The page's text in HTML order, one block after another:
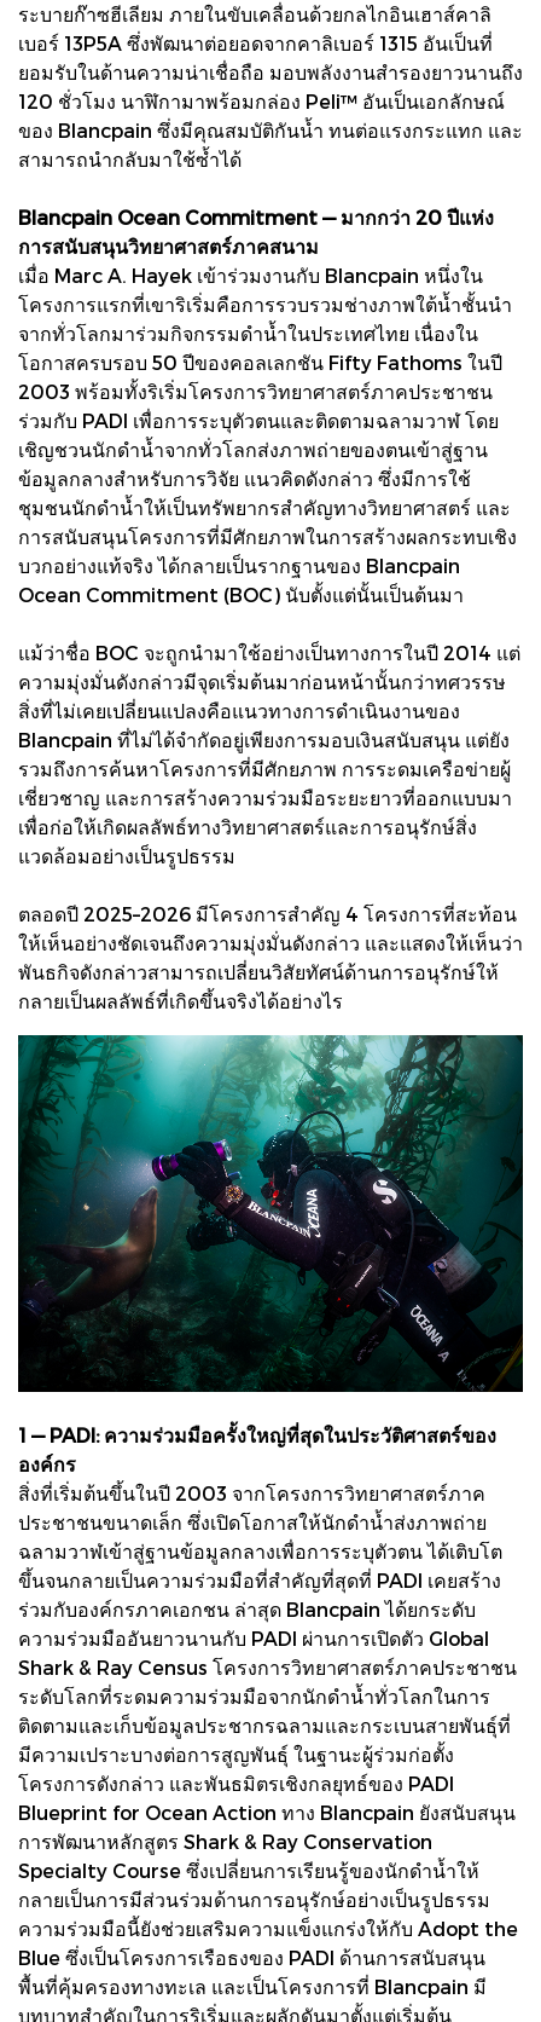
ระบายก๊าซฮีเลียม ภายในขับเคลื่อนด้วยกลไกอินเฮาส์คาลิ
เบอร์ 13P5A ซึ่งพัฒนาต่อยอดจากคาลิเบอร์ 1315 อันเป็นที่
ยอมรับในด้านความน่าเชื่อถือ มอบพลังงานสำรองยาวนานถึง
120 ชั่วโมง นาฬิกามาพร้อมกล่อง Peli™ อันเป็นเอกลักษณ์
ของ Blancpain ซึ่งมีคุณสมบัติกันน้ำ ทนต่อแรงกระแทก และ
สามารถนำกลับมาใช้ซ้ำได้
Blancpain Ocean Commitment — มากกว่า 20 ปีแห่ง
การสนับสนุนวิทยาศาสตร์ภาคสนาม
เมื่อ Marc A. Hayek เข้าร่วมงานกับ Blancpain หนึ่งใน
โครงการแรกที่เขาริเริ่มคือการรวบรวมช่างภาพใต้น้ำชั้นนำ
จากทั่วโลกมาร่วมกิจกรรมดำน้ำในประเทศไทย เนื่องใน
โอกาสครบรอบ 50 ปีของคอลเลกชัน Fifty Fathoms ในปี
2003 พร้อมทั้งริเริ่มโครงการวิทยาศาสตร์ภาคประชาชน
ร่วมกับ PADI เพื่อการระบุตัวตนและติดตามฉลามวาฬ โดย
เชิญชวนนักดำน้ำจากทั่วโลกส่งภาพถ่ายของตนเข้าสู่ฐาน
ข้อมูลกลางสำหรับการวิจัย แนวคิดดังกล่าว ซึ่งมีการใช้
ชุมชนนักดำน้ำให้เป็นทรัพยากรสำคัญทางวิทยาศาสตร์ และ
การสนับสนุนโครงการที่มีศักยภาพในการสร้างผลกระทบเชิง
บวกอย่างแท้จริง ได้กลายเป็นรากฐานของ Blancpain
Ocean Commitment (BOC) นับตั้งแต่นั้นเป็นต้นมา
แม้ว่าชื่อ BOC จะถูกนำมาใช้อย่างเป็นทางการในปี 2014 แต่
ความมุ่งมั่นดังกล่าวมีจุดเริ่มต้นมาก่อนหน้านั้นกว่าทศวรรษ
สิ่งที่ไม่เคยเปลี่ยนแปลงคือแนวทางการดำเนินงานของ
Blancpain ที่ไม่ได้จำกัดอยู่เพียงการมอบเงินสนับสนุน แต่ยัง
รวมถึงการค้นหาโครงการที่มีศักยภาพ การระดมเครือข่ายผู้
เชี่ยวชาญ และการสร้างความร่วมมือระยะยาวที่ออกแบบมา
เพื่อก่อให้เกิดผลลัพธ์ทางวิทยาศาสตร์และการอนุรักษ์สิ่ง
แวดล้อมอย่างเป็นรูปธรรม
ตลอดปี 2025–2026 มีโครงการสำคัญ 4 โครงการที่สะท้อน
ให้เห็นอย่างชัดเจนถึงความมุ่งมั่นดังกล่าว และแสดงให้เห็นว่า
พันธกิจดังกล่าวสามารถเปลี่ยนวิสัยทัศน์ด้านการอนุรักษ์ให้
กลายเป็นผลลัพธ์ที่เกิดขึ้นจริงได้อย่างไร
1 — PADI: ความร่วมมือครั้งใหญ่ที่สุดในประวัติศาสตร์ของ
องค์กร
สิ่งที่เริ่มต้นขึ้นในปี 2003 จากโครงการวิทยาศาสตร์ภาค
ประชาชนขนาดเล็ก ซึ่งเปิดโอกาสให้นักดำน้ำส่งภาพถ่าย
ฉลามวาฬเข้าสู่ฐานข้อมูลกลางเพื่อการระบุตัวตน ได้เติบโต
ขึ้นจนกลายเป็นความร่วมมือที่สำคัญที่สุดที่ PADI เคยสร้าง
ร่วมกับองค์กรภาคเอกชน ล่าสุด Blancpain ได้ยกระดับ
ความร่วมมืออันยาวนานกับ PADI ผ่านการเปิดตัว Global
Shark & Ray Census โครงการวิทยาศาสตร์ภาคประชาชน
ระดับโลกที่ระดมความร่วมมือจากนักดำน้ำทั่วโลกในการ
ติดตามและเก็บข้อมูลประชากรฉลามและกระเบนสายพันธุ์ที่
มีความเปราะบางต่อการสูญพันธุ์ ในฐานะผู้ร่วมก่อตั้ง
โครงการดังกล่าว และพันธมิตรเชิงกลยุทธ์ของ PADI
Blueprint for Ocean Action ทาง Blancpain ยังสนับสนุน
การพัฒนาหลักสูตร Shark & Ray Conservation
Specialty Course ซึ่งเปลี่ยนการเรียนรู้ของนักดำน้ำให้
กลายเป็นการมีส่วนร่วมด้านการอนุรักษ์อย่างเป็นรูปธรรม
ความร่วมมือนี้ยังช่วยเสริมความแข็งแกร่งให้กับ Adopt the
Blue ซึ่งเป็นโครงการเรือธงของ PADI ด้านการสนับสนุน
พื้นที่คุ้มครองทางทะเล และเป็นโครงการที่ Blancpain มี
บทบาทสำคัญในการริเริ่มและผลักดันมาตั้งแต่เริ่มต้น